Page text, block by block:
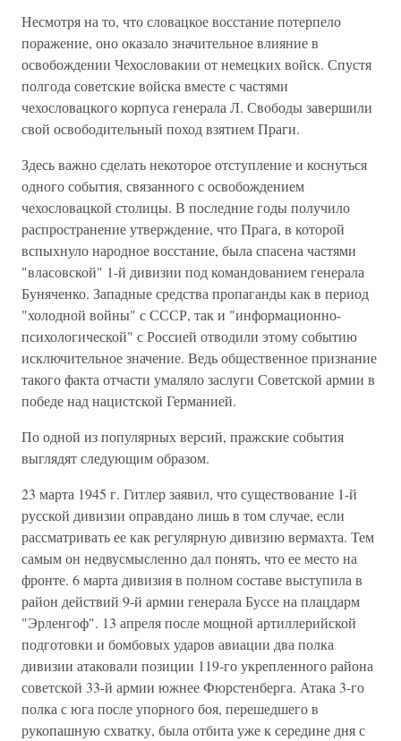
Несмотря на то, что словацкое восстание потерпело
поражение, оно оказало значительное влияние в
освобождении Чехословакии от немецких войск. Спустя
полгода советские войска вместе с частями
чехословацкого корпуса генерала Л. Свободы завершили
свой освободительный поход взятием Праги.
Здесь важно сделать некоторое отступление и коснуться
одного события, связанного с освобождением
чехословацкой столицы. В последние годы получило
распространение утверждение, что Прага, в которой
вспыхнуло народное восстание, была спасена частями
"власовской" 1-й дивизии под командованием генерала
Буняченко. Западные средства пропаганды как в период
"холодной войны" с СССР, так и "информационно-
психологической" с Россией отводили этому событию
исключительное значение. Ведь общественное признание
такого факта отчасти умаляло заслуги Советской армии в
победе над нацистской Германией.
По одной из популярных версий, пражские события
выглядят следующим образом.
23 марта 1945 г. Гитлер заявил, что существование 1-й
русской дивизии оправдано лишь в том случае, если
рассматривать ее как регулярную дивизию вермахта. Тем
самым он недвусмысленно дал понять, что ее место на
фронте. 6 марта дивизия в полном составе выступила в
район действий 9-й армии генерала Буссе на плацдарм
"Эрленгоф". 13 апреля после мощной артиллерийской
подготовки и бомбовых ударов авиации два полка
дивизии атаковали позиции 119-го укрепленного района
советской 33-й армии южнее Фюрстенберга. Атака 3-го
полка с юга после упорного боя, перешедшего в
рукопашную схватку, была отбита уже к середине дня с